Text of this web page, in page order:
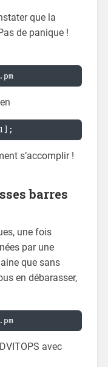
que la
de panique !
s’accomplir !
barres
une fois
par une
que sans
en débarasser,
/usr/lib/latex2html/l2hconf.pm
avec